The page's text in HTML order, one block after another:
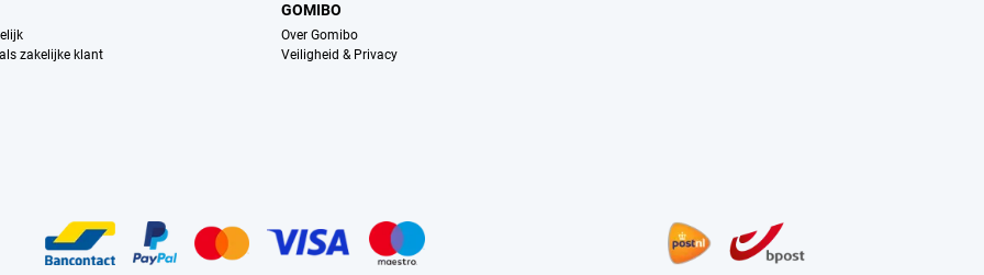
zakelijke klant
GOMIBO
Over Gomibo
Veiligheid & Privacy